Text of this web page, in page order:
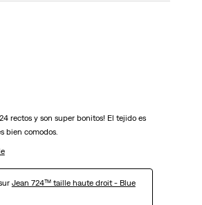
rectos y son super bonitos! El tejido es
bien comodos.
Jean 724™ taille haute droit - Blue